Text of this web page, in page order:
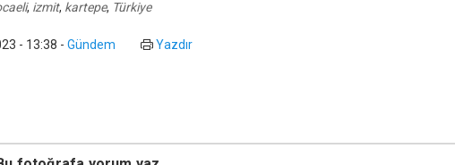
, izmit, kartepe, Türkiye
- 13:38 - Gündem Yazdır